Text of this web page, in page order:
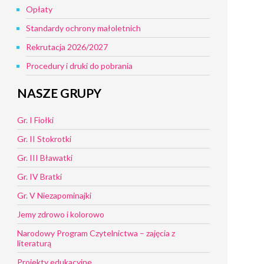
Opłaty
Standardy ochrony małoletnich
Rekrutacja 2026/2027
Procedury i druki do pobrania
NASZE GRUPY
Gr. I Fiołki
Gr. II Stokrotki
Gr. III Bławatki
Gr. IV Bratki
Gr. V Niezapominajki
Jemy zdrowo i kolorowo
Narodowy Program Czytelnictwa – zajęcia z
literaturą
Projekty edukacyjne